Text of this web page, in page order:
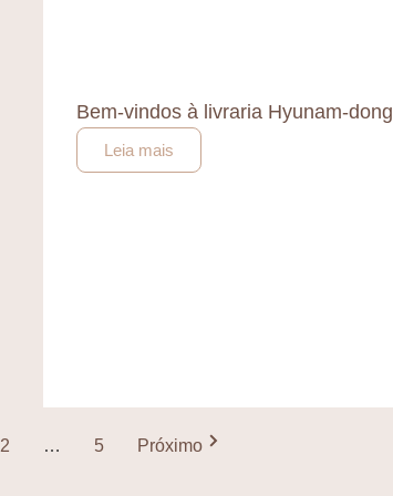
Bem-vindos à livraria Hyunam-dong
Leia mais
2 … 5 Próximo